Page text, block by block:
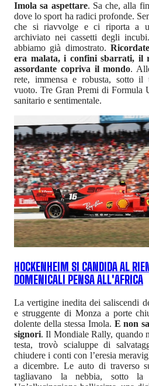
Imola sa aspettare. Sa che, alla
dove lo sport ha radici profonde.
che si riavvolge e ci riporta a
archiviato nei cassetti degli
abbiamo già dimostrato.
era malata, i confini sbarrati, il
assordante copriva il mondo.
rete, immensa e robusta, sotto il
vuoto. Tre Gran Premi di Formula
sanitario e sentimentale.
HOCKENHEIM SI CANDIDA AL
DOMENICALI PENSA ALL'AFRICA
La vertigine inedita dei saliscendi
e struggente di Monza a porte
dolente della stessa Imola. E non
signori. Il Mondiale Rally, quando
testa, trovò scialuppe di
chiudere i conti con l’eresia
a dicembre. Le auto di traverso
tagliavano la nebbia, sotto